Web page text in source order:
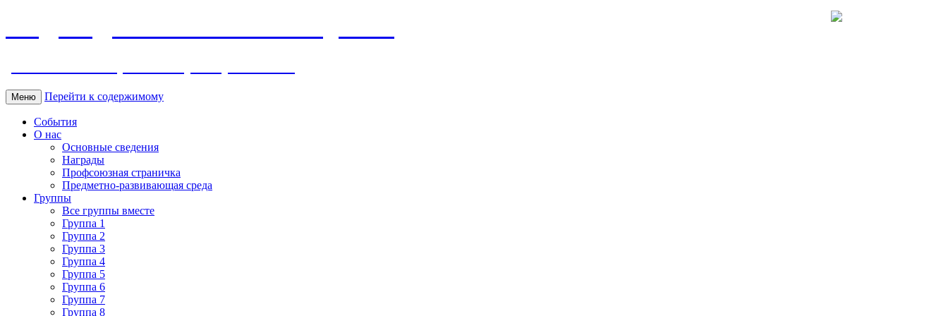
Меню Перейти к содержимому
События
О нас
Основные сведения
Награды
Профсоюзная страничка
Предметно-развивающая среда
Группы
Все группы вместе
Группа 1
Группа 2
Группа 3
Группа 4
Группа 5
Группа 6
Группа 7
Группа 8